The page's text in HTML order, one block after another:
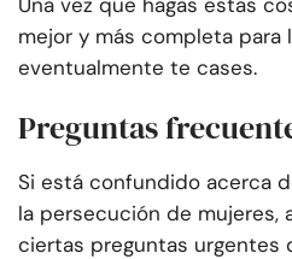
mejor y más completa para
eventualmente te cases.
Preguntas
Si está confundido acerca
la persecución de mujeres,
ciertas preguntas urgentes